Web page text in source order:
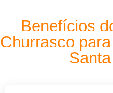
Benefícios
Churrasco